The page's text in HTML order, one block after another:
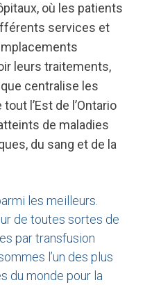
où les patients
services et
leurs traitements,
centralise les
l’Est de l’Ontario
de maladies
du sang et de la
les meilleurs.
de toutes sortes de
par transfusion
l’un des plus
du monde pour la